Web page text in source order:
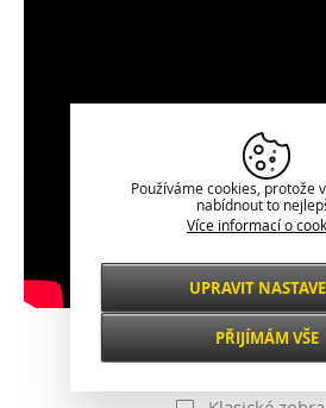
Používáme cookies, protože
nabídnout to
Více informací o
Nezbytné
VŽDY AKTIVNÍ
základní statistiky o
Funkční a
UPRAVIT
PŘIJÍMÁM VŠE